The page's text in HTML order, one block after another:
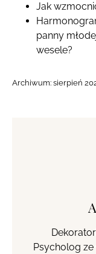
Jak
panny
wesele?
Archiwum: sierpień
Psycholog